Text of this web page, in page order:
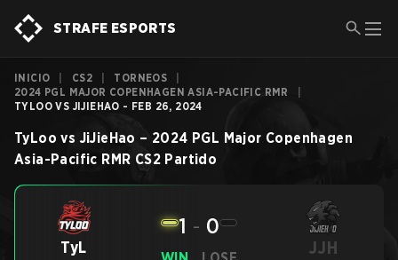
STRAFE ESPORTS
INICIO CS2 TORNEOS
2024 PGL MAJOR COPENHAGEN ASIA-PACIFIC RMR
TYLOO VS JIJIEHAO - FEB 26, 2024
TyLoo vs JiJieHao – 2024 PGL Major Copenhagen
Asia-Pacific RMR CS2 Partido
TyL
1 - 0
JJH